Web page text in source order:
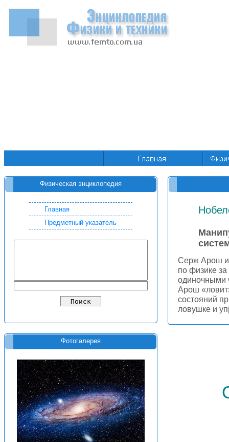
Физическая энциклопедия
Главная
Предметный указатель
Фотогалерея
Серж Арош и
по физике
одиночными
Арош
состояний
ловушке и